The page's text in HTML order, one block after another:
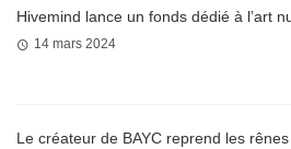
Hivemind lance un fonds dédié à l’art
14 mars 2024
Le créateur de BAYC reprend les